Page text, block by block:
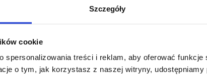
Szczegóły
cookie
spersonalizowania treści i reklam, aby oferować funkcje
o tym, jak korzystasz z naszej witryny, udostępniamy